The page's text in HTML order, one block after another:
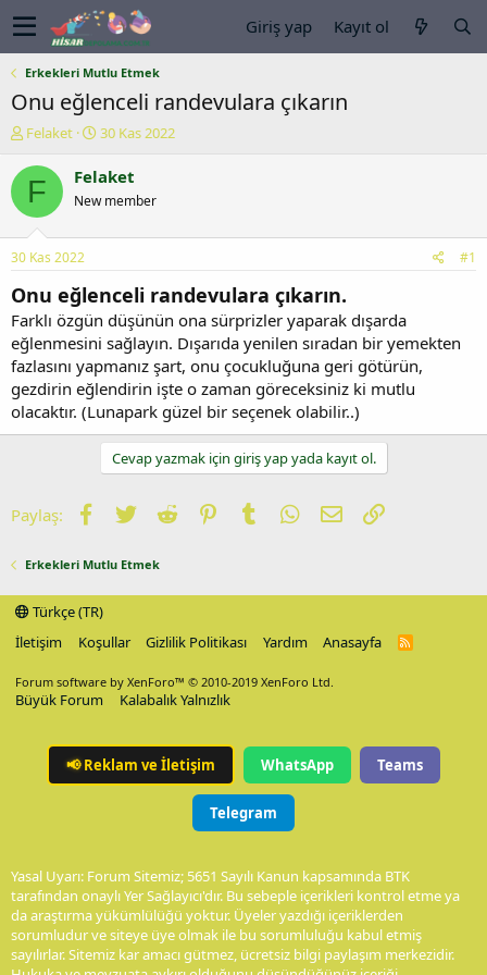
Giriş yap Kayıt ol
Erkekleri Mutlu Etmek
Onu eğlenceli randevulara çıkarın
K
n
u
y
b
a
ş
l
a
t
a
n
Felaket
B
ş
a
ç
t
a
r
i
h
30 Kas 2022
F Felaket
New member
30 Kas 2022 #1
Onu eğlenceli randevulara çıkarın.
Farklı özgün düşünün ona sürprizler yaparak dışarda
eğlenmesini sağlayın. Dışarıda yenilen sıradan bir yemekten
fazlasını yapmanız şart, onu çocukluğuna geri götürün,
gezdirin eğlendirin işte o zaman göreceksiniz ki mutlu
olacaktır. (Lunapark güzel bir seçenek olabilir..)
Cevap yazmak için giriş yap yada kayıt ol.
Paylaş: Facebook
TwitterReddit PinterestTumblrWhatsApp
E-postaLink
Erkekleri Mutlu Etmek
Türkçe (TR)
İletişim
Koşullar Gizlilik Politikası Yardım Anasayfa
R
Forum software by XenForo™ © 2010-2019 XenForo Ltd.
Büyük Forum Kalabalık Yalnızlık
📢Reklam ve İletişim WhatsApp Teams
Telegram
Yasal Uyarı: Forum Sitemiz; 5651 Sayılı Kanun kapsamında BTK
tarafından onaylı Yer Sağlayıcı'dır. Bu sebeple içerikleri kontrol etme ya
da araştırma yükümlülüğü yoktur. Üyeler yazdığı içeriklerden
sorumludur ve siteye üye olmak ile bu sorumluluğu kabul etmiş
sayılırlar. Sitemiz kar amacı gütmez, ücretsiz bilgi paylaşım merkezidir.